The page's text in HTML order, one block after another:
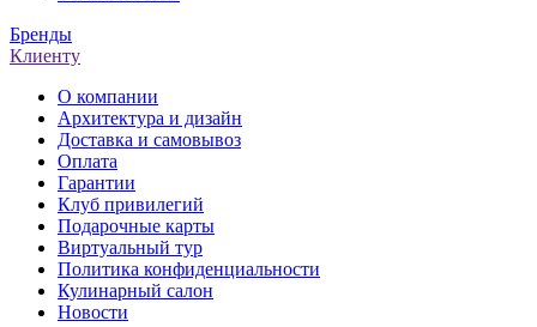
Бренды
Клиенту
О компании
Архитектура и дизайн
Доставка и самовывоз
Оплата
Гарантии
Клуб привилегий
Подарочные карты
Виртуальный тур
Политика конфиденциальности
Кулинарный салон
Новости